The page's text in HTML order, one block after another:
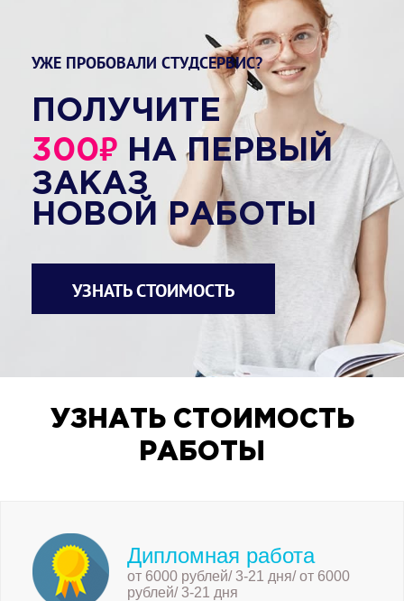
УЖЕ ПРОБОВАЛИ СТУДСЕРВИС?
ПОЛУЧИТЕ
300₽ НА ПЕРВЫЙ
ЗАКАЗ
НОВОЙ РАБОТЫ
УЗНАТЬ СТОИМОСТЬ
УЗНАТЬ СТОИМОСТЬ
РАБОТЫ
Дипломная работа
от 6000 рублей/ 3-21 дня/ от 6000
рублей/ 3-21 дня